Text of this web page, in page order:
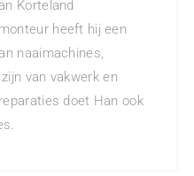
Korteland
heeft hij een
naaimachines,
van vakwerk en
doet Han ook